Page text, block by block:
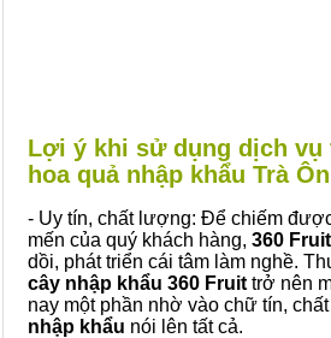
Lợi ý khi sử dụng dịch vụ
hoa quả nhập khẩu Trà
- Uy tín, chất lượng: Để chiếm
mến của quý khách hàng, 360 Fruit
dồi, phát triển cái tâm làm nghề.
cây nhập khẩu 360 Fruit trở nên
nay một phần nhờ vào chữ tín,
nhập khẩu nói lên tất cả.